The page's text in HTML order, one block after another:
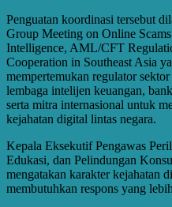
Penguatan koordinasi tersebut
Group Meeting on Online
Intelligence, AML/CFT
Cooperation in Southeast Asia
mempertemukan regulator
lembaga intelijen keuangan,
serta mitra internasional untuk
kejahatan digital lintas negara.
Kepala Eksekutif Pengawas
Edukasi, dan Pelindungan
mengatakan karakter kejahatan
membutuhkan respons yang